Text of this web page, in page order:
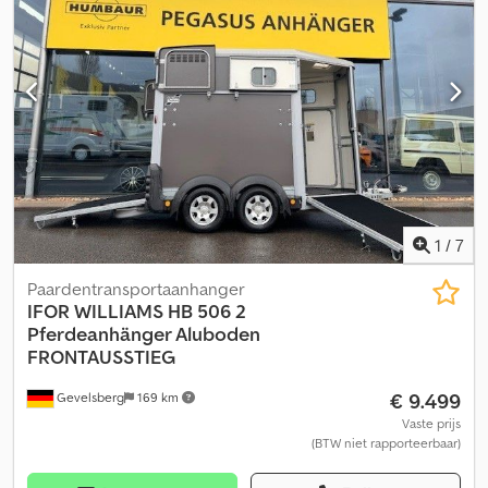
een bericht sturen via WhatsApp Whatsapp Whatsapp
1 / 7
Gevelsberg 169 km
Paardentransportaanhanger
IFOR WILLIAMS HB 506 2
Pferdeanhänger Aluboden
FRONTAUSSTIEG
€ 9.499
Vaste prijs
(BTW niet rapporteerbaar)